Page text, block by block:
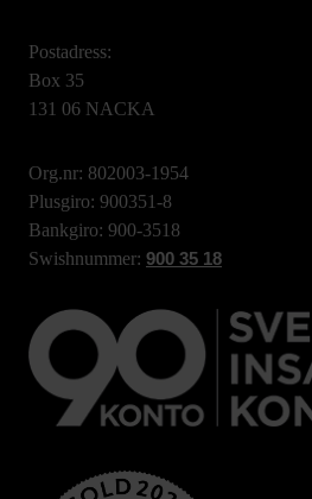
Postadress:
Box 35
131 06 NACKA
Org.nr: 802003-1954
Plusgiro: 900351-8
Bankgiro: 900-3518
Swishnummer: 900 35 18